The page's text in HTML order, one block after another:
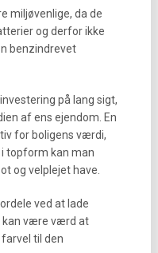
miljøvenlige, da de
og derfor ikke
benzindrevet
på lang sigt,
af ens ejendom. En
for boligens værdi,
topform kan man
og velplejet have.
ved at lade
kan være værd at
til den